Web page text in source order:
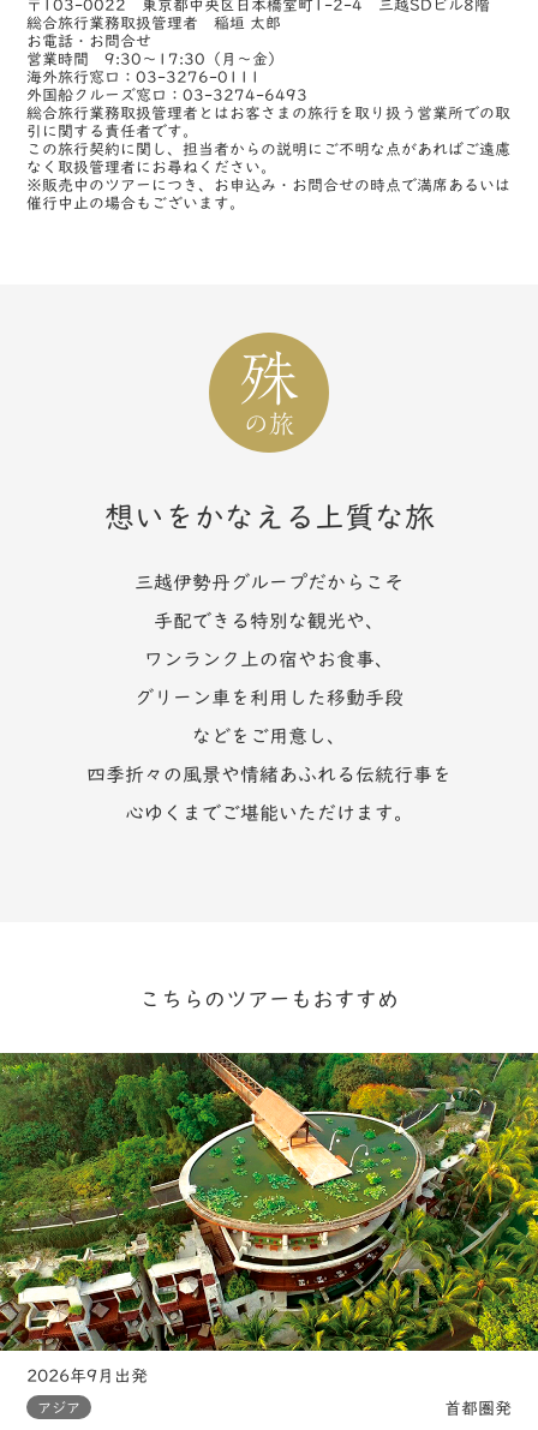
〒103-0022 東京都中央区日本橋室町1-2-4 三越SDビル8階
総合旅行業務取扱管理者 稲垣 太郎
お電話・お問合せ
営業時間 9:30～17:30（月～金）
海外旅行窓口：03-3276-0111
外国船クルーズ窓口：03-3274-6493
総合旅行業務取扱管理者とはお客さまの旅行を取り扱う営業所での取
引に関する責任者です。
この旅行契約に関し、担当者からの説明にご不明な点があればご遠慮
なく取扱管理者にお尋ねください。
※販売中のツアーにつき、お申込み・お問合せの時点で満席あるいは
催行中止の場合もございます。
想いをかなえる上質な旅
三越伊勢丹グループだからこそ
手配できる特別な観光や、
ワンランク上の宿やお食事、
グリーン車を利用した移動手段
などをご用意し、
四季折々の風景や情緒あふれる伝統行事を
心ゆくまでご堪能いただけます。
こちらのツアーもおすすめ
2026年9月出発
アジア
首都圏発